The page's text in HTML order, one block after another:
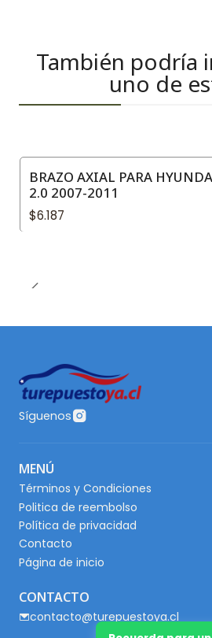
También podría
uno de
BRAZO AXIAL PARA
2.0 2007-2011
$6.187
Síguenos
MENÚ
Términos y Condiciones
Politica de reembolso
Política de privacidad
Contacto
Página de inicio
CONTACTO
contacto@turepuestoya.cl